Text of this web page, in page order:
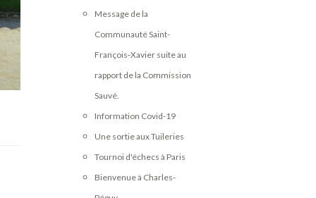
Message de la
Communauté Saint-
François-Xavier suite au
rapport de la Commission
Sauvé.
Information Covid-19
Une sortie aux Tuileries
Tournoi d'échecs à Paris
Bienvenue à Charles-